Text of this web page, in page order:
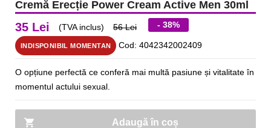
Cremă Erecție Power Cream Active Men 30ml
35 Lei (TVA inclus) 56 Lei - 38%
INDISPONIBIL MOMENTAN Cod: 4042342002409
O opțiune perfectă ce conferă mai multă pasiune și vitalitate în
momentul actului sexual.
Adaugă în coș